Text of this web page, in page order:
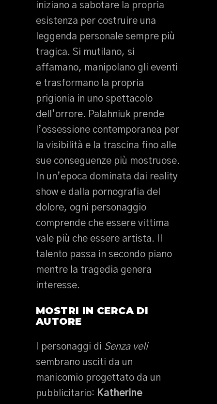
iniziano a sabotare la propria
esistenza per costruire una
leggenda personale sempre più
tragica. Si mutilano, si
affamano, manipolano gli eventi
e trasformano la propria
prigionia in uno spettacolo
dell’orrore. Palahniuk prende
l’ossessione contemporanea per
la visibilità e la trascina fino alle
sue conseguenze più mostruose.
In un’epoca dominata dai reality
show e dalla pornografia del
dolore, ogni personaggio
comprende che essere vittima
vale più che essere artista. Il
talento passa in secondo piano
mentre la tragedia genera
interesse.
MOSTRI IN CERCA DI
AUTORE
I personaggi di Senza veli
sembrano usciti da un
manicomio progettato da un
pubblicitario: Katherine